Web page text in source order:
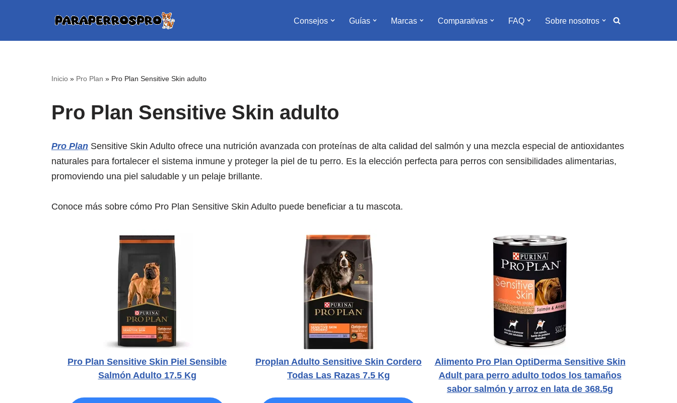
al
Consejos Guías Marcas Comparativas FAQ Sobre nosotros
Inicio » Pro Plan » Pro Plan Sensitive Skin adulto
Pro Plan Sensitive Skin adulto
Pro Plan Sensitive Skin Adulto ofrece una nutrición avanzada con proteínas de alta calidad del salmón y una mezcla especial de antioxidantes
naturales para fortalecer el sistema inmune y proteger la piel de tu perro. Es la elección perfecta para perros con sensibilidades alimentarias,
promoviendo una piel saludable y un pelaje brillante.
Conoce más sobre cómo Pro Plan Sensitive Skin Adulto puede beneficiar a tu mascota.
Pro Plan Sensitive Skin Piel Sensible
Salmón Adulto 17.5 Kg
Proplan Adulto Sensitive Skin Cordero
Todas Las Razas 7.5 Kg
Alimento Pro Plan OptiDerma Sensitive Skin
Adult para perro adulto todos los tamaños
sabor salmón y arroz en lata de 368.5g